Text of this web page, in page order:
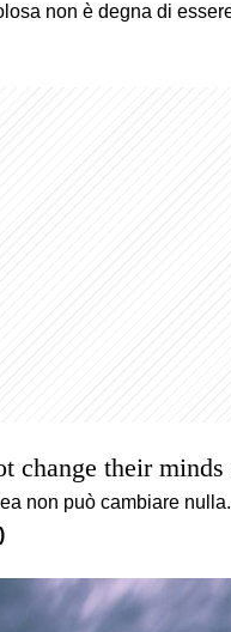
non è degna di
change their
non può cambiare nulla.